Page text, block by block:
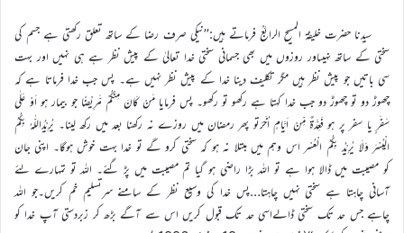
سیدنا حضرت خلیفۃ المسیح الرابعؒ فرماتے ہیں:’’نیکی صرف رضا کے ساتھ تعلق رکھتی ہے جسم کی
سختی کے ساتھ نہیںاور روزوں میں بھی جسمانی سختی خدا تعالیٰ کے پیش نظر ہے ہی نہیں اور بہت
سی باتیں جو پیش نظر ہیں مگر تکلیف دینا خدا کے پیش نظر نہیں ہے۔ پس جب خدا فرماتا ہے کہ
چھوڑ دو تو چھوڑ دو جب خدا کہتا ہے رکھو تو رکھو۔ پس فرمایا مَنْ کَانَ مِنْکُمْ مَّرِیْضًا جو بیمار ہو اَوْ عَلٰی
سَفَرٍ یا سفر پر ہو فَعِدَّةٌ مِّنْ اَیَّامٍ اُخَرَتو پھر رمضان میں روزے نہ رکھنا بعد میں رکھ لینا۔ یُرِیْدُاللّٰهُ بِکُمُ
الْیُسْرَ وَلَا یُرِیْدُ بِکُمُ الْعُسْر اس وہم میں مبتلا نہ ہو کہ سختی کرو گے تو خدا بہت خوش ہوگا۔ اپنی جان
کو مصیبت میں ڈالا ہوا ہے تو اللہ بڑا راضی ہو گیا تم مصیبت میں پڑ گئے۔ اللہ تو تمہارے لئے
آسانی چاہتا ہے سختی نہیں چاہتا…پس خدا کی وسیع نظر کے سامنے سرتسلیم خم کریں۔جو اللہ
چاہے جس حد تک سختی ڈالےاسی حد تک قبول کریں اس سے آگے بڑھ کر زبردستی آپ خدا کو